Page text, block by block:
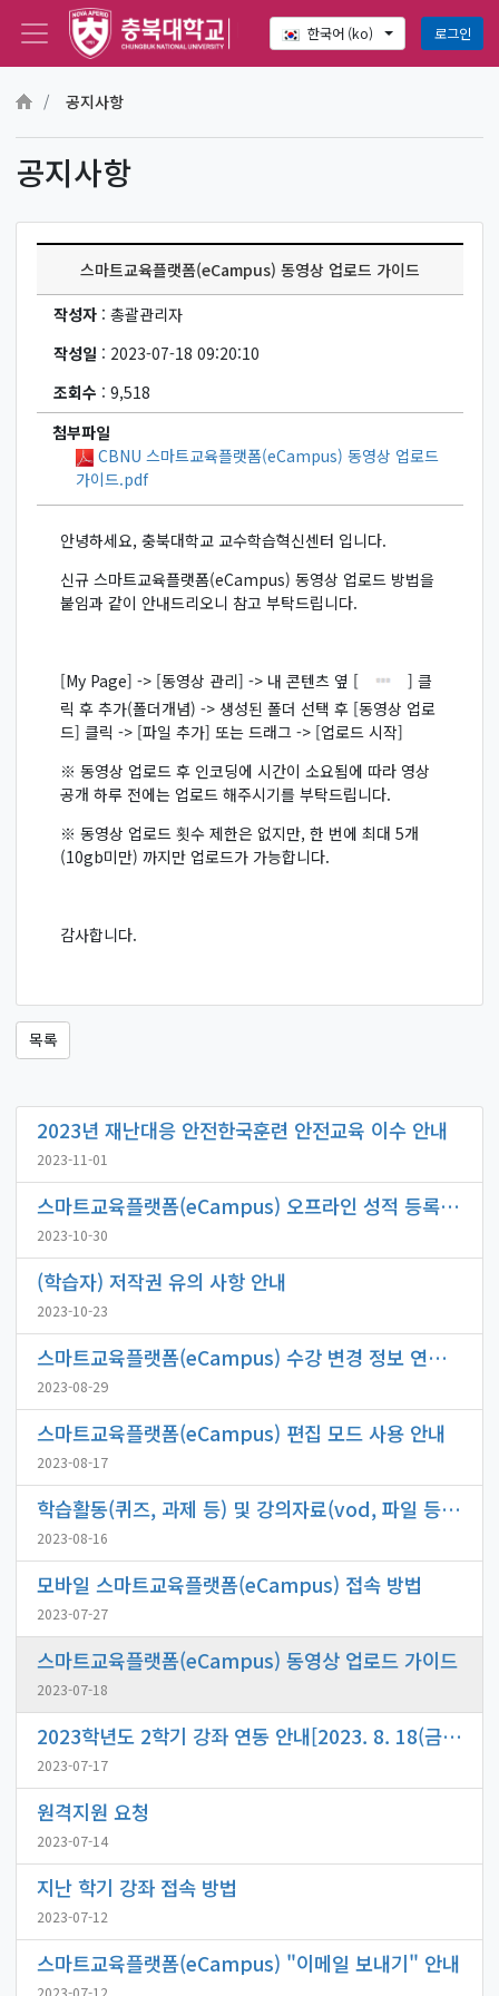
한국어 ‎(ko)‎ 로그인
공지사항
공지사항
스마트교육플랫폼(eCampus) 동영상 업로드 가이드
작성자: 총괄관리자
작성일 : 2023-07-18 09:20:10
조회수 : 9,518
첨부파일
CBNU 스마트교육플랫폼(eCampus) 동영상 업로드
가이드.pdf
안녕하세요, 충북대학교 교수학습혁신센터 입니다.
신규 스마트교육플랫폼(eCampus) 동영상 업로드 방법을
붙임과 같이 안내드리오니 참고 부탁드립니다.
[My Page] -> [동영상 관리] -> 내 콘텐츠 옆 [
] 클
릭 후 추가(폴더개념) -> 생성된 폴더 선택 후 [동영상 업로
드] 클릭 -> [파일 추가] 또는 드래그 -> [업로드 시작]
※ 동영상 업로드 후 인코딩에 시간이 소요됨에 따라 영상
공개 하루 전에는 업로드 해주시기를 부탁드립니다.
※ 동영상 업로드 횟수 제한은 없지만, 한 번에 최대 5개
(10gb미만) 까지만 업로드가 가능합니다.
감사합니다.
목록
2023년 재난대응 안전한국훈련 안전교육 이수 안내
2023-11-01
스마트교육플랫폼(eCampus) 오프라인 성적 등록 방법 안내
2023-10-30
(학습자) 저작권 유의 사항 안내
2023-10-23
스마트교육플랫폼(eCampus) 수강 변경 정보 연동 시간 안내
2023-08-29
스마트교육플랫폼(eCampus) 편집 모드 사용 안내
2023-08-17
학습활동(퀴즈, 과제 등) 및 강의자료(vod, 파일 등) 공개 기간 설정 방법
2023-08-16
모바일 스마트교육플랫폼(eCampus) 접속 방법
2023-07-27
스마트교육플랫폼(eCampus) 동영상 업로드 가이드
2023-07-18
2023학년도 2학기 강좌 연동 안내[2023. 8. 18(금) 예정]
2023-07-17
원격지원 요청
2023-07-14
지난 학기 강좌 접속 방법
2023-07-12
스마트교육플랫폼(eCampus) "이메일 보내기" 안내